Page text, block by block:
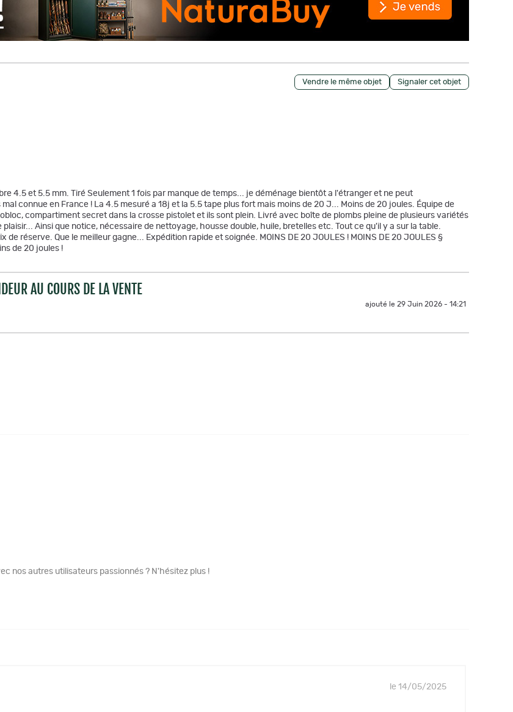
Vendre le même objet Signaler cet objet
4.5 et 5.5 mm. Tiré Seulement 1 fois par manque de temps... je déménage bientôt a l'étranger et ne peut
connue en France ! La 4.5 mesuré a 18j et la 5.5 tape plus fort mais moins de 20 J... Moins de 20 joules. Équipe de
compartiment secret dans la crosse pistolet et ils sont plein. Livré avec boîte de plombs pleine de plusieurs variétés
Ainsi que notice, nécessaire de nettoyage, housse double, huile, bretelles etc. Tout ce qu'il y a sur la table.
réserve. Que le meilleur gagne... Expédition rapide et soignée. MOINS DE 20 JOULES ! MOINS DE 20 JOULES §
de 20 joules !
AU COURS DE LA VENTE
ajouté le 29 Juin 2026 - 14:21
nos autres utilisateurs passionnés ? N'hésitez plus !
le 14/05/2025